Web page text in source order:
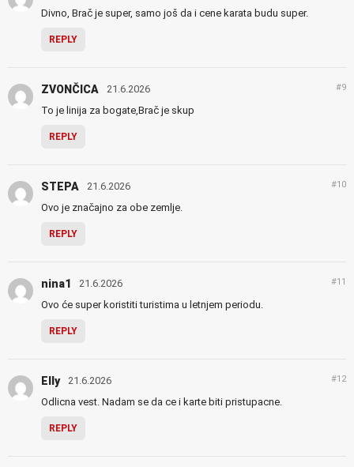
Divno, Brač je super, samo još da i cene karata budu super.
REPLY
ZVONČICA 21.6.2026 #9
To je linija za bogate,Brač je skup
REPLY
STEPA 21.6.2026 #10
Ovo je značajno za obe zemlje.
REPLY
nina1 21.6.2026 #11
Ovo će super koristiti turistima u letnjem periodu.
REPLY
Elly 21.6.2026 #12
Odlicna vest. Nadam se da ce i karte biti pristupacne.
REPLY